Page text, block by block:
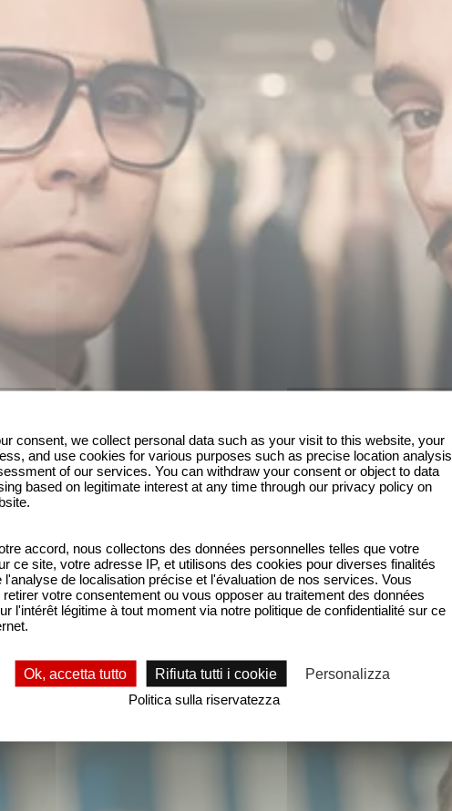
Lagerfeld", il 7 giugno su Disney+
consent, we collect personal data such as your visit to this website, your
and use cookies for various purposes such as precise location analysis
of our services. You can withdraw your consent or object to data
based on legitimate interest at any time through our privacy policy on
accord, nous collectons des données personnelles telles que votre
ce site, votre adresse IP, et utilisons des cookies pour diverses finalités
l'analyse de localisation précise et l'évaluation de nos services. Vous
retirer votre consentement ou vous opposer au traitement des données
l'intérêt légitime à tout moment via notre politique de confidentialité sur ce
Ok, accetta tutto Rifiuta tutti i cookie
Personalizza
Politica sulla riservatezza